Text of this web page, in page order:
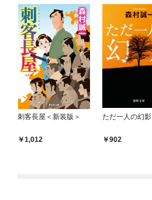
刺客長屋＜新装版＞
1,012
ただ一人の幻影
902